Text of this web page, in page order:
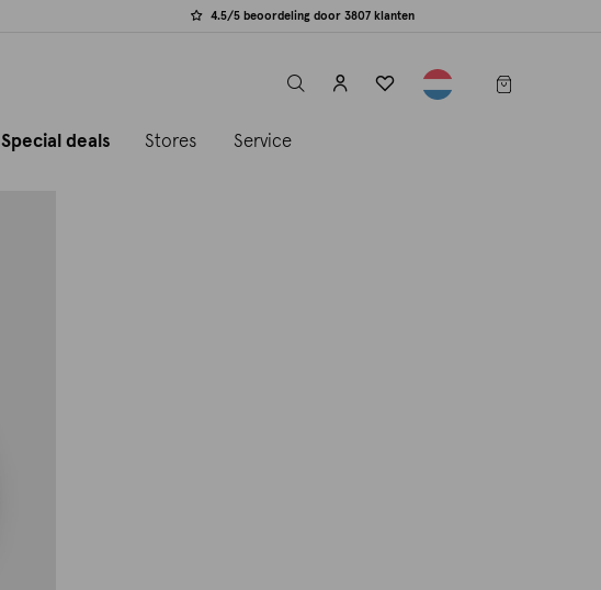
4.5/5 beoordeling door 3807 klanten
label.header.toggle
Special deals Stores Service